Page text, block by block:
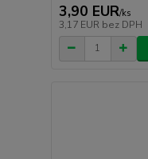
3,90 EUR/ks
3,17 EUR bez DPH